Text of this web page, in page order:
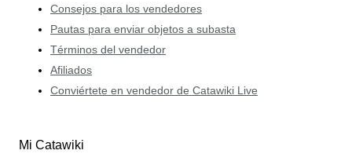
Consejos para los vendedores
Pautas para enviar objetos a subasta
Términos del vendedor
Afiliados
Conviértete en vendedor de Catawiki Live
Mi Catawiki